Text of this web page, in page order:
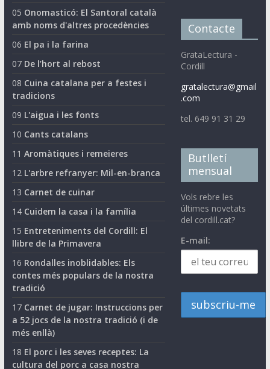
05 Onomasticó: El Santoral català
amb noms d'altres procedències
06 El pa i la farina
07 De l’hort al rebost
08 Cuina catalana per a festes i
tradicions
09 L'aigua i les fonts
10 Cants catalans
11 Aromàtiques i remeieres
12 L'arbre refranyer: Mil-en-branca
13 Carnet de cuinar
14 Cuidem la casa i la família
15 Entreteniments del Cordill: El
llibre de la Primavera
16 Rondalles inoblidables: Els
contes més populars de la nostra
tradició
17 Carnet de jugar: Instruccions per
a 52 jocs de la nostra tradició (i de
més enllà)
18 El porc i les seves receptes: La
cultura del porc a casa nostra
Contacte
GrataLectura -
Cordill
gratalectura@gmail
.com
tel. 649 91 31 29
Butlletí
mensual
Vols rebre les
últimes novetats
del cordill.cat?
E-mail: